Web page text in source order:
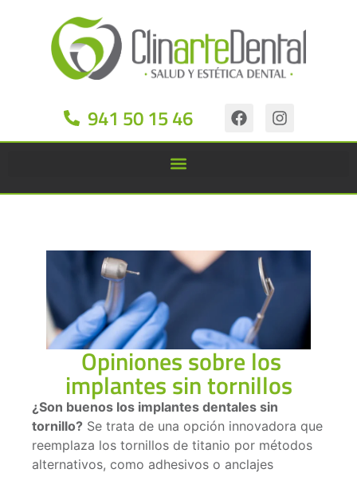
941 50 15 46
Opiniones sobre los
implantes sin tornillos
¿Son buenos los implantes dentales sin
tornillo? Se trata de una opción innovadora que
reemplaza los tornillos de titanio por métodos
alternativos, como adhesivos o anclajes